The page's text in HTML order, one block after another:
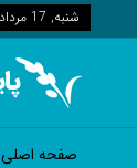
شنبه, 17 مرداد 1405
صفحه اصلی